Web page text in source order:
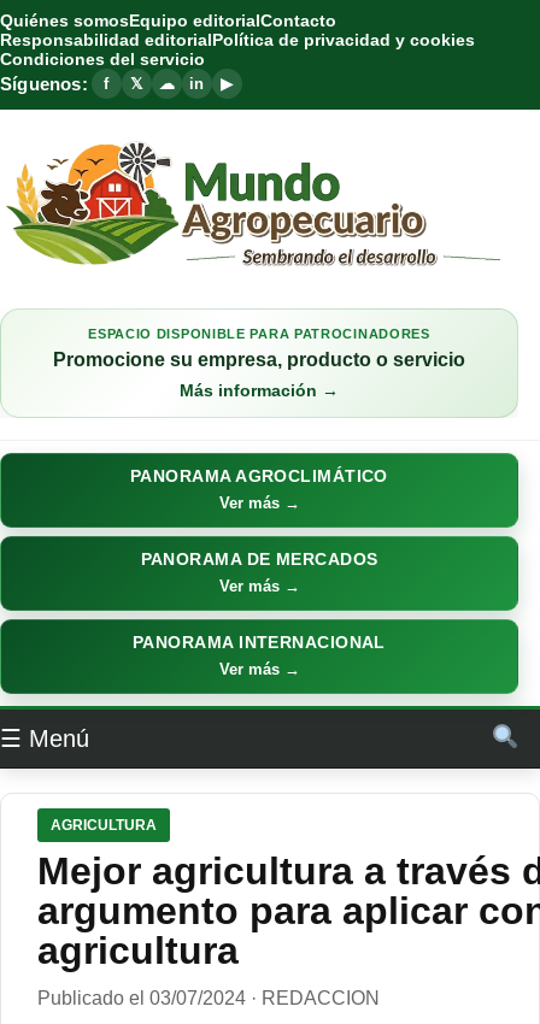
Quiénes somosEquipo editorialContacto
Responsabilidad editorialPolítica de privacidad y cookies
Condiciones del servicio
Síguenos: f 𝕏 ☁ in ▶
ESPACIO DISPONIBLE PARA PATROCINADORES
Promocione su empresa, producto o servicio
Más información →
PANORAMA AGROCLIMÁTICO
Ver más →
PANORAMA DE MERCADOS
Ver más →
PANORAMA INTERNACIONAL
Ver más →
☰ Menú
AGRICULTURA
Mejor agricultura a través
argumento para aplicar
agricultura
Publicado el 03/07/2024 · REDACCION